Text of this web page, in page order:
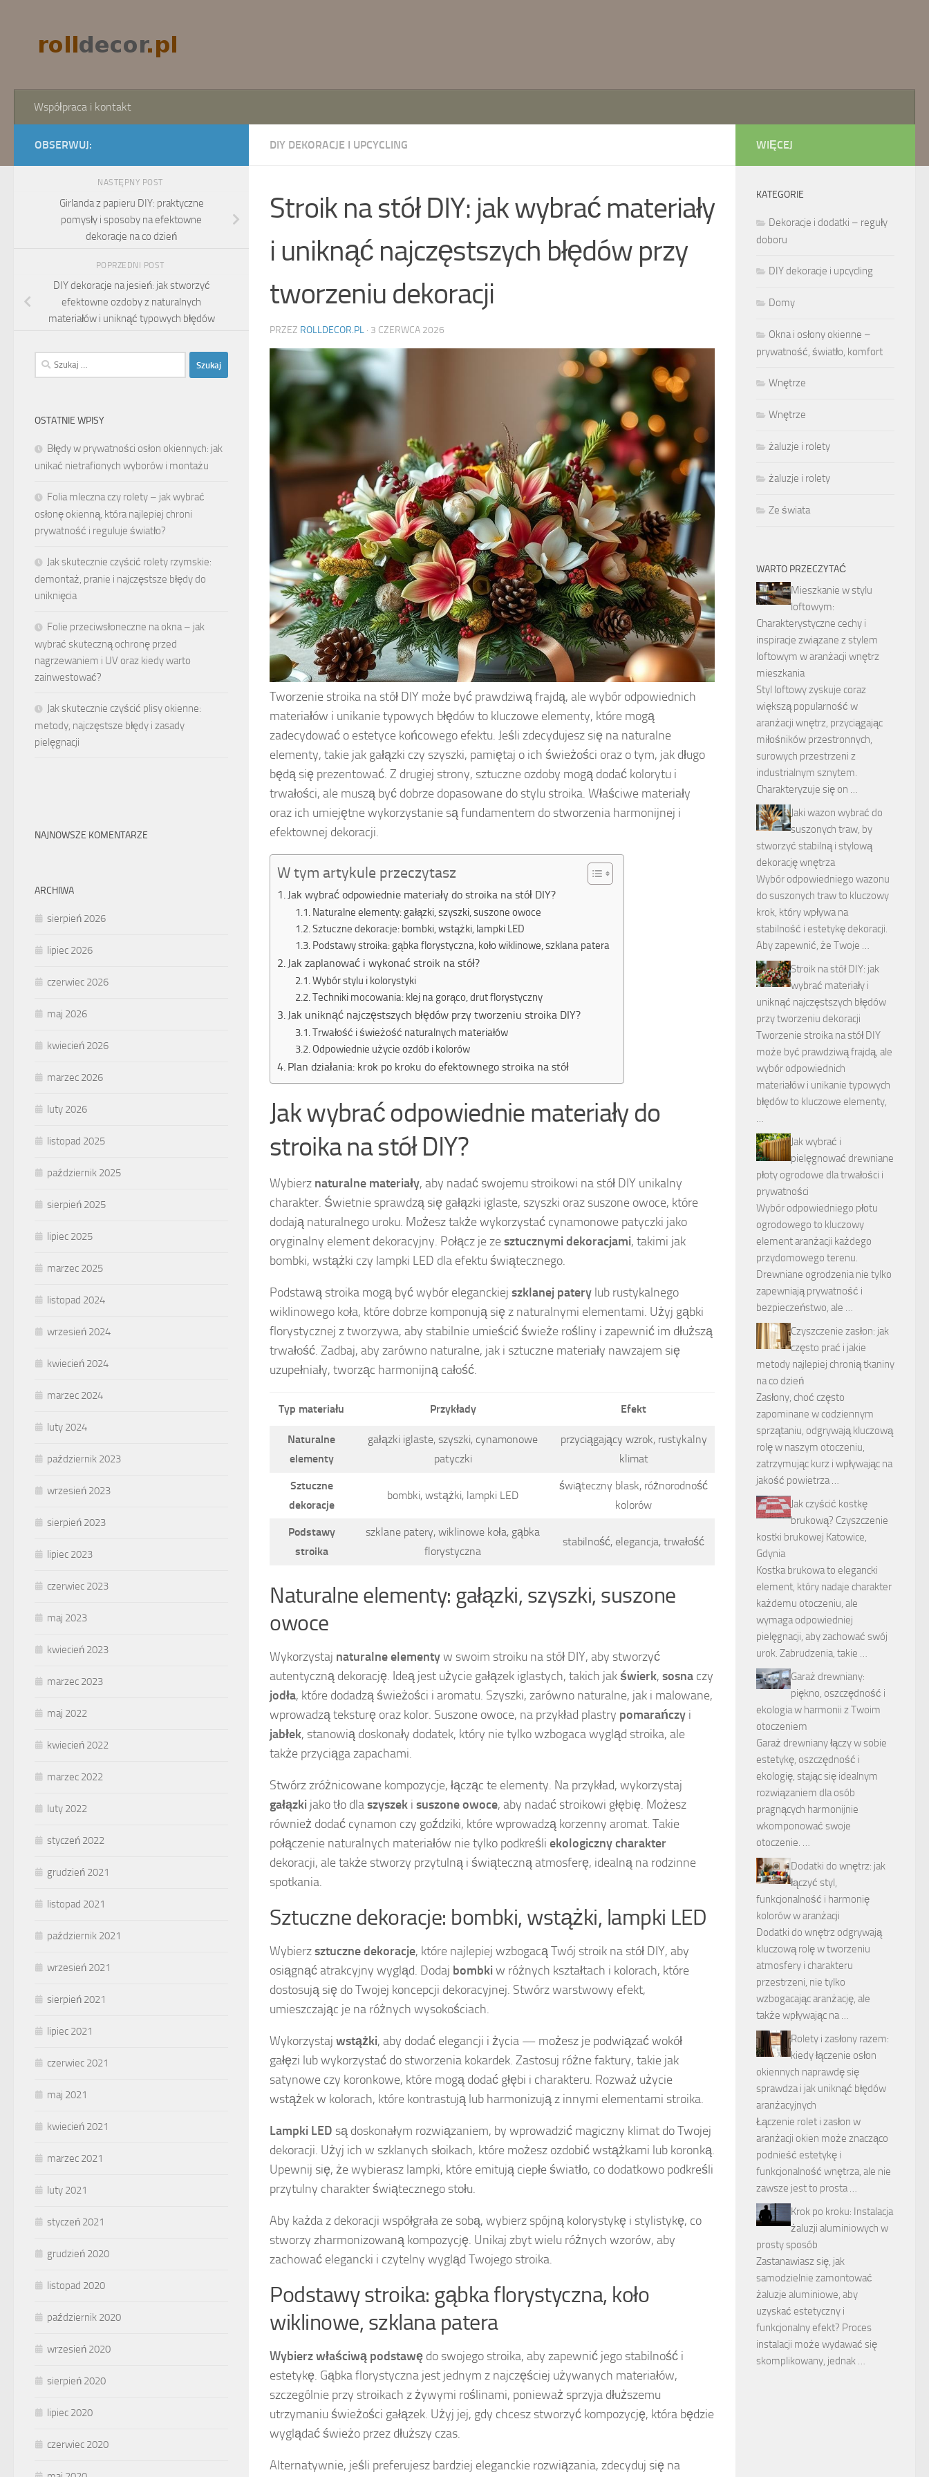
Współpraca i kontakt
DIY DEKORACJE I UPCYCLING
Stroik na stół DIY: jak wybrać materiały
i uniknąć najczęstszych błędów przy
tworzeniu dekoracji
PRZEZ ROLLDECOR.PL · 3 CZERWCA 2026
Tworzenie stroika na stół DIY może być prawdziwą frajdą, ale wybór odpowiednich
materiałów i unikanie typowych błędów to kluczowe elementy, które mogą
zadecydować o estetyce końcowego efektu. Jeśli zdecydujesz się na naturalne
elementy, takie jak gałązki czy szyszki, pamiętaj o ich świeżości oraz o tym, jak długo
będą się prezentować. Z drugiej strony, sztuczne ozdoby mogą dodać kolorytu i
trwałości, ale muszą być dobrze dopasowane do stylu stroika. Właściwe materiały
oraz ich umiejętne wykorzystanie są fundamentem do stworzenia harmonijnej i
efektownej dekoracji.
W tym artykule przeczytasz
Jak wybrać odpowiednie materiały do stroika na stół DIY?
Naturalne elementy: gałązki, szyszki, suszone owoce
Sztuczne dekoracje: bombki, wstążki, lampki LED
Podstawy stroika: gąbka florystyczna, koło wiklinowe, szklana patera
Jak zaplanować i wykonać stroik na stół?
Wybór stylu i kolorystyki
Techniki mocowania: klej na gorąco, drut florystyczny
Jak uniknąć najczęstszych błędów przy tworzeniu stroika DIY?
Trwałość i świeżość naturalnych materiałów
Odpowiednie użycie ozdób i kolorów
Plan działania: krok po kroku do efektownego stroika na stół
Jak wybrać odpowiednie materiały do
stroika na stół DIY?
Wybierz naturalne materiały, aby nadać swojemu stroikowi na stół DIY unikalny
charakter. Świetnie sprawdzą się gałązki iglaste, szyszki oraz suszone owoce, które
dodają naturalnego uroku. Możesz także wykorzystać cynamonowe patyczki jako
oryginalny element dekoracyjny. Połącz je zesztucznymi dekoracjami, takimi jak
bombki, wstążki czy lampki LED dla efektu świątecznego.
Podstawą stroika mogą być wybór eleganckiej szklanej patery lub rustykalnego
wiklinowego koła, które dobrze komponują się z naturalnymi elementami. Użyj gąbki
florystycznej z tworzywa, aby stabilnie umieścić świeże rośliny i zapewnić im dłuższą
trwałość. Zadbaj, aby zarówno naturalne, jak i sztuczne materiały nawzajem się
uzupełniały, tworząc harmonijną całość.
Typ materiału Przykłady Efekt
Naturalne
elementy
gałązki iglaste, szyszki, cynamonowe
patyczki
przyciągający wzrok, rustykalny
klimat
Sztuczne
dekoracje
bombki, wstążki, lampki LED
świąteczny blask, różnorodność
kolorów
Podstawy
stroika
szklane patery, wiklinowe koła, gąbka
florystyczna
stabilność, elegancja, trwałość
Naturalne elementy: gałązki, szyszki, suszone
owoce
Wykorzystaj naturalne elementyw swoim stroiku na stół DIY, aby stworzyć
autentyczną dekorację. Ideą jest użycie gałązek iglastych, takich jak świerk, sosna czy
jodła, które dodadzą świeżości i aromatu. Szyszki, zarówno naturalne, jak i malowane,
wprowadzą teksturę oraz kolor. Suszone owoce, na przykład plastry pomarańczy i
jabłek, stanowią doskonały dodatek, który nie tylko wzbogaca wygląd stroika, ale
także przyciąga zapachami.
Stwórz zróżnicowane kompozycje, łącząc te elementy. Na przykład, wykorzystaj
gałązki jako tło dlaszyszek i suszone owoce, aby nadać stroikowi głębię. Możesz
również dodać cynamon czy goździki, które wprowadzą korzenny aromat. Takie
połączenie naturalnych materiałów nie tylko podkreśli ekologiczny charakter
dekoracji, ale także stworzy przytulną i świąteczną atmosferę, idealną na rodzinne
spotkania.
Sztuczne dekoracje: bombki, wstążki, lampki LED
Wybierzsztuczne dekoracje, które najlepiej wzbogacą Twój stroik na stół DIY, aby
osiągnąć atrakcyjny wygląd. Dodaj bombki w różnych kształtach i kolorach, które
dostosują się do Twojej koncepcji dekoracyjnej. Stwórz warstwowy efekt,
umieszczając je na różnych wysokościach.
Wykorzystaj wstążki, aby dodać elegancji i życia — możesz je podwiązać wokół
gałęzi lub wykorzystać do stworzenia kokardek. Zastosuj różne faktury, takie jak
satynowe czy koronkowe, które mogą dodać głębi i charakteru. Rozważ użycie
wstążek w kolorach, które kontrastują lub harmonizują z innymi elementami stroika.
Lampki LED są doskonałym rozwiązaniem, by wprowadzić magiczny klimat do Twojej
dekoracji. Użyj ich w szklanych słoikach, które możesz ozdobić wstążkami lub koronką.
Upewnij się, że wybierasz lampki, które emitują ciepłe światło, co dodatkowo podkreśli
przytulny charakter świątecznego stołu.
Aby każda z dekoracji współgrała ze sobą, wybierz spójną kolorystykę i stylistykę, co
stworzy zharmonizowaną kompozycję. Unikaj zbyt wielu różnych wzorów, aby
zachować elegancki i czytelny wygląd Twojego stroika.
Podstawy stroika: gąbka florystyczna, koło
wiklinowe, szklana patera
Wybierz właściwą podstawę do swojego stroika, aby zapewnić jego stabilność i
estetykę. Gąbka florystyczna jest jednym z najczęściej używanych materiałów,
szczególnie przy stroikach z żywymi roślinami, ponieważ sprzyja dłuższemu
utrzymaniu świeżości gałązek. Użyj jej, gdy chcesz stworzyć kompozycję, która będzie
wyglądać świeżo przez dłuższy czas.
Alternatywnie, jeśli preferujesz bardziej eleganckie rozwiązania, zdecyduj się na
OBSERWUJ:
NASTĘPNY POST
Girlanda z papieru DIY: praktyczne
pomysły i sposoby na efektowne
dekoracje na co dzień
POPRZEDNI POST
DIY dekoracje na jesień: jak stworzyć
efektowne ozdoby z naturalnych
materiałów i uniknąć typowych błędów
Szukaj:
OSTATNIE WPISY
Błędy w prywatności osłon okiennych: jak
unikać nietrafionych wyborów i montażu
Folia mleczna czy rolety – jak wybrać
osłonę okienną, która najlepiej chroni
prywatność i reguluje światło?
Jak skutecznie czyścić rolety rzymskie:
demontaż, pranie i najczęstsze błędy do
uniknięcia
Folie przeciwsłoneczne na okna – jak
wybrać skuteczną ochronę przed
nagrzewaniem i UV oraz kiedy warto
zainwestować?
Jak skutecznie czyścić plisy okienne:
metody, najczęstsze błędy i zasady
pielęgnacji
NAJNOWSZE KOMENTARZE
ARCHIWA
sierpień 2026
lipiec 2026
czerwiec 2026
maj 2026
kwiecień 2026
marzec 2026
luty 2026
listopad 2025
październik 2025
sierpień 2025
lipiec 2025
marzec 2025
listopad 2024
wrzesień 2024
kwiecień 2024
marzec 2024
luty 2024
październik 2023
wrzesień 2023
sierpień 2023
lipiec 2023
czerwiec 2023
maj 2023
kwiecień 2023
marzec 2023
maj 2022
kwiecień 2022
marzec 2022
luty 2022
styczeń 2022
grudzień 2021
listopad 2021
październik 2021
wrzesień 2021
sierpień 2021
lipiec 2021
czerwiec 2021
maj 2021
kwiecień 2021
marzec 2021
luty 2021
styczeń 2021
grudzień 2020
listopad 2020
październik 2020
wrzesień 2020
sierpień 2020
lipiec 2020
czerwiec 2020
WIĘCEJ
KATEGORIE
Dekoracje i dodatki – reguły
doboru
DIY dekoracje i upcycling
Domy
Okna i osłony okienne –
prywatność, światło, komfort
Wnętrze
Wnętrze
żaluzje i rolety
żaluzje i rolety
Ze świata
WARTO PRZECZYTAĆ
Mieszkanie w stylu
loftowym:
Charakterystyczne cechy i
inspiracje związane z stylem
loftowym w aranżacji wnętrz
mieszkania
Styl loftowy zyskuje coraz
większą popularność w
aranżacji wnętrz, przyciągając
miłośników przestronnych,
surowych przestrzeni z
industrialnym sznytem.
Charakteryzuje się on …
Jaki wazon wybrać do
suszonych traw, by
stworzyć stabilną i stylową
dekorację wnętrza
Wybór odpowiedniego wazonu
do suszonych traw to kluczowy
krok, który wpływa na
stabilność i estetykę dekoracji.
Aby zapewnić, że Twoje …
Stroik na stół DIY: jak
wybrać materiały i
uniknąć najczęstszych błędów
przy tworzeniu dekoracji
Tworzenie stroika na stół DIY
może być prawdziwą frajdą, ale
wybór odpowiednich
materiałów i unikanie typowych
błędów to kluczowe elementy,
…
Jak wybrać i
pielęgnować drewniane
płoty ogrodowe dla trwałości i
prywatności
Wybór odpowiedniego płotu
ogrodowego to kluczowy
element aranżacji każdego
przydomowego terenu.
Drewniane ogrodzenia nie tylko
zapewniają prywatność i
bezpieczeństwo, ale …
Czyszczenie zasłon: jak
często prać i jakie
metody najlepiej chronią tkaniny
na co dzień
Zasłony, choć często
zapominane w codziennym
sprzątaniu, odgrywają kluczową
rolę w naszym otoczeniu,
zatrzymując kurz i wpływając na
jakość powietrza …
Jak czyścić kostkę
brukową? Czyszczenie
kostki brukowej Katowice,
Gdynia
Kostka brukowa to elegancki
element, który nadaje charakter
każdemu otoczeniu, ale
wymaga odpowiedniej
pielęgnacji, aby zachować swój
urok. Zabrudzenia, takie …
Garaż drewniany:
piękno, oszczędność i
ekologia w harmonii z Twoim
otoczeniem
Garaż drewniany łączy w sobie
estetykę, oszczędność i
ekologię, stając się idealnym
rozwiązaniem dla osób
pragnących harmonijnie
wkomponować swoje
otoczenie. …
Dodatki do wnętrz: jak
łączyć styl,
funkcjonalność i harmonię
kolorów w aranżacji
Dodatki do wnętrz odgrywają
kluczową rolę w tworzeniu
atmosfery i charakteru
przestrzeni, nie tylko
wzbogacając aranżację, ale
także wpływając na …
Rolety i zasłony razem:
kiedy łączenie osłon
okiennych naprawdę się
sprawdza i jak uniknąć błędów
aranżacyjnych
Łączenie rolet i zasłon w
aranżacji okien może znacząco
podnieść estetykę i
funkcjonalność wnętrza, ale nie
zawsze jest to prosta …
Krok po kroku: Instalacja
żaluzji aluminiowych w
prosty sposób
Zastanawiasz się, jak
samodzielnie zamontować
żaluzje aluminiowe, aby
uzyskać estetyczny i
funkcjonalny efekt? Proces
instalacji może wydawać się
skomplikowany, jednak …